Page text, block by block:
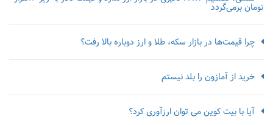
تومان برمی‌گردد
چرا قیمت‌ها در بازار سکه، طلا و ارز دوباره بالا رفت؟
خرید از آمازون را بلد نیستم
آیا با بیت کوین می توان ارزآوری کرد؟